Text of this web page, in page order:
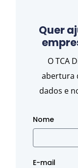
Quer
O TCA
abertura
dados e
Nome
E-mail